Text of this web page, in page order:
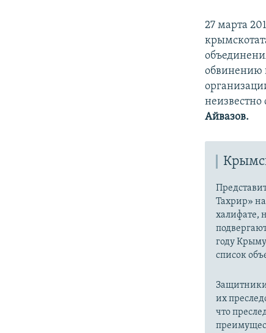
27 марта
обвинению
Айвазов.
Тахрир»
халифате,
году
список
их
что